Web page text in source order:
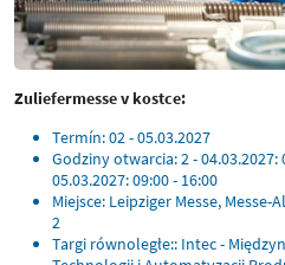
Zuliefermesse v kostce:
Termín: 02 - 05.03.2027
Godziny otwarcia: 2 - 04.03.2027:
05.03.2027: 09:00 - 16:00
Miejsce: Leipziger Messe,
2
Targi równoległe:: Intec -